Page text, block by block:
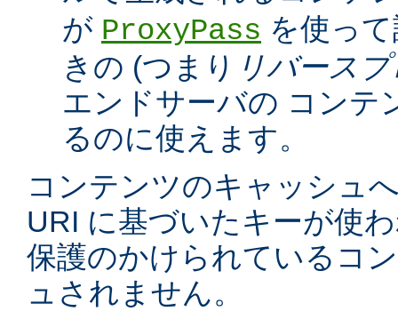
が ProxyPass を使っ
きの (つまり リバース
エンドサーバの コンテ
るのに使えます。
コンテンツのキャッシュ
URI に基づいたキーが使
保護のかけられているコ
ュされません。